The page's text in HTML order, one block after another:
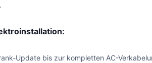
Update bis zur kompletten AC-